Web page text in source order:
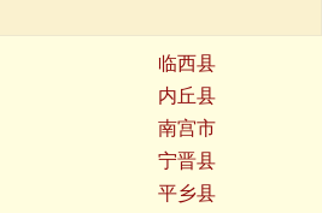
临西县
内丘县
南宫市
宁晋县
平乡县